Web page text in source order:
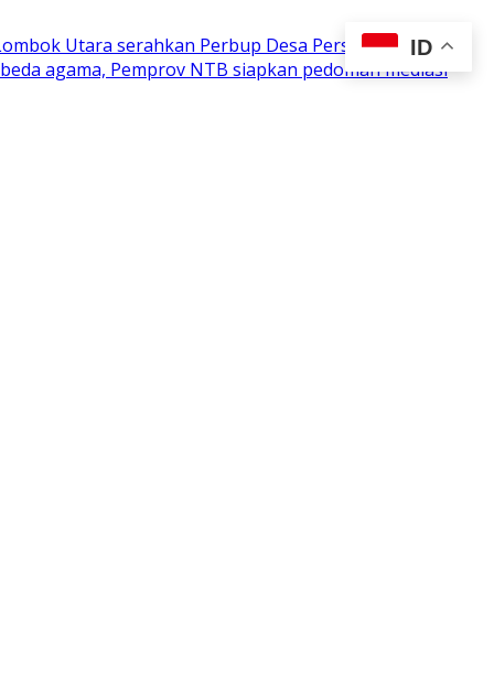
Utara serahkan Perbup Desa Persiapan
agama, Pemprov NTB siapkan pedoman mediasi
ID